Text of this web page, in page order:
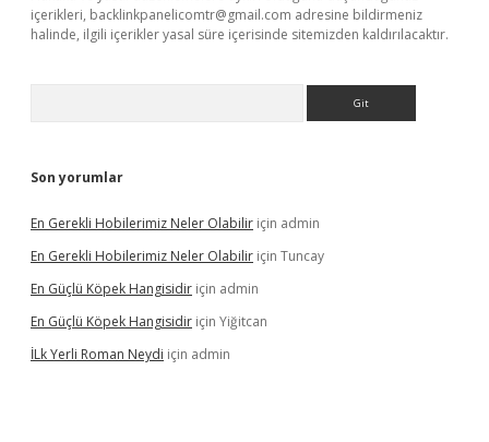
içerikleri, backlinkpanelicomtr@gmail.com adresine bildirmeniz
halinde, ilgili içerikler yasal süre içerisinde sitemizden kaldırılacaktır.
Son yorumlar
En Gerekli Hobilerimiz Neler Olabilir için admin
En Gerekli Hobilerimiz Neler Olabilir için Tuncay
En Güçlü Köpek Hangisidir için admin
En Güçlü Köpek Hangisidir için Yiğitcan
İLk Yerli Roman Neydi için admin